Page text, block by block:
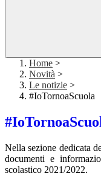
Home >
Novità >
Le notizie >
#IoTornoaScuola
Nella sezione dedicata
documenti e
scolastico 2021/2022.